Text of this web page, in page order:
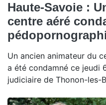
Haute-Savoie :
centre aéré
Un ancien animateur du
a été condamné ce jeudi
judiciaire de Thonon-les-